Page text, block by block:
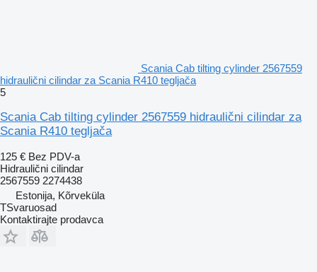
Scania Cab tilting cylinder 2567559
hidraulični cilindar za Scania R410 tegljača
5
Scania Cab tilting cylinder 2567559 hidraulični cilindar za
Scania R410 tegljača
125 € Bez PDV-a
Hidraulični cilindar
2567559 2274438
Estonija, Kõrveküla
TSvaruosad
Kontaktirajte prodavca